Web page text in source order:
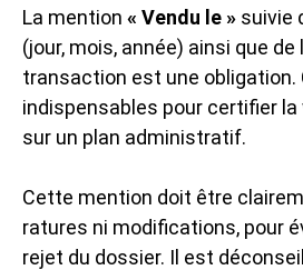
La mention « Vendu le » suivie
(jour, mois, année) ainsi que de
transaction est une
indispensables pour certifier
sur un plan administratif.
Cette mention doit être
ratures ni modifications, pour
rejet du dossier. Il est